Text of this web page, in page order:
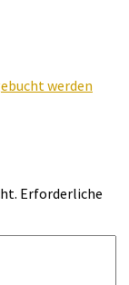
werden
Erforderliche